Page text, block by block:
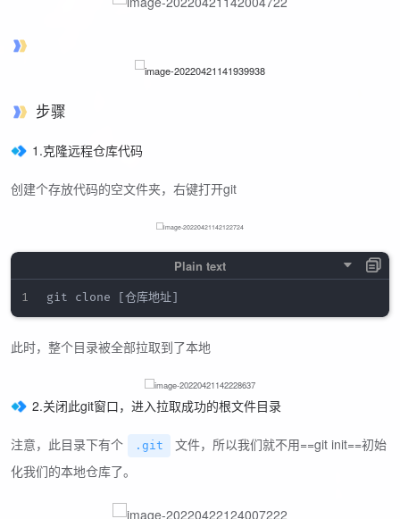
步骤
1.克隆远程仓库代码
创建个存放代码的空文件夹，右键打开git
此时，整个目录被全部拉取到了本地
2.关闭此git窗口，进入拉取成功的根文件目录
注意，此目录下有个 .git
文件，所以我们就不用==git init==初始
化我们的本地仓库了。